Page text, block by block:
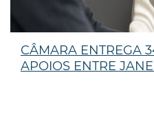
CÂMARA ENTREGA
APOIOS ENTRE